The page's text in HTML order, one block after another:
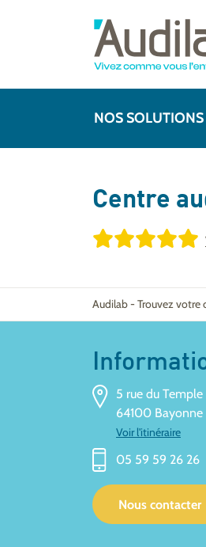
NOS SOLUTIONS
Centre
Audilab-Trouvez votre
5 rue du Temple
64100 Bayonne
Voir l'itinéraire
05 59 59 26 26
Nous contacter